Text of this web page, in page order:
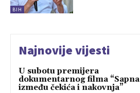
BIH
Najnovije vijesti
U subotu premijera
dokumentarnog filma “Sapna
između čekića i nakovnja”